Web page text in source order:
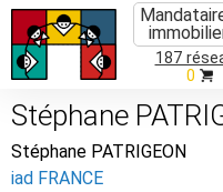
187
0
Stéphane
Stéphane PATRIGEON
iad FRANCE